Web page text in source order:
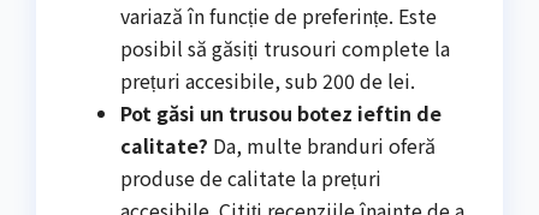
variază în funcție de preferințe. Este
posibil să găsiți trusouri complete la
prețuri accesibile, sub 200 de lei.
Pot găsi un trusou botez ieftin de
calitate? Da, multe branduri oferă
produse de calitate la prețuri